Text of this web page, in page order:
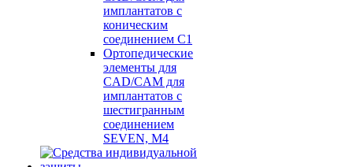
имплантатов с
коническим
соединением С1
Ортопедические
элементы для
CAD/CAM для
имплантатов с
шестигранным
соединением
SEVEN, М4